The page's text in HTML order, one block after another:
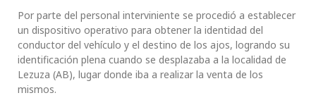
Por parte del personal interviniente se procedió a establecer
un dispositivo operativo para obtener la identidad del
conductor del vehículo y el destino de los ajos, logrando su
identificación plena cuando se desplazaba a la localidad de
Lezuza (AB), lugar donde iba a realizar la venta de los
mismos.